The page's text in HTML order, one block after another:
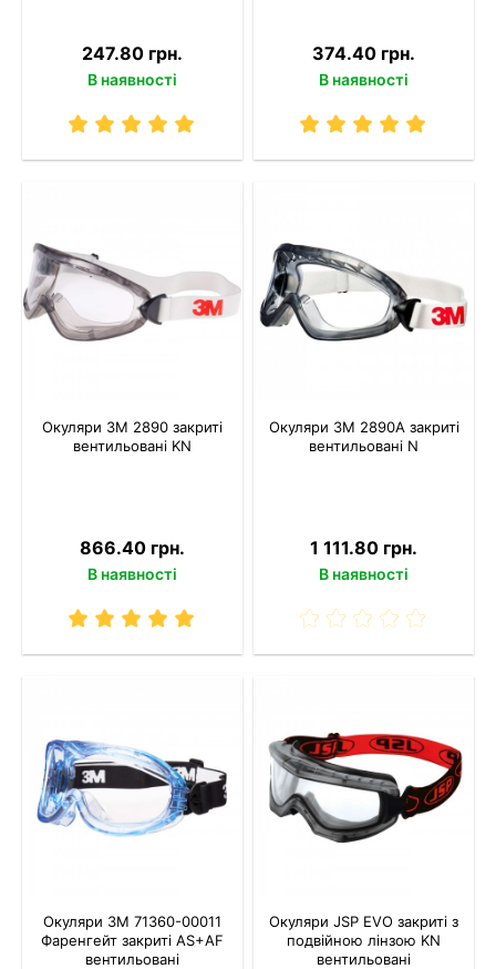
247.80 грн.
В наявності
374.40 грн.
В наявності
Окуляри 3M 2890 закриті
вентильовані KN
866.40 грн.
В наявності
Окуляри 3M 2890A закриті
вентильовані N
1 111.80 грн.
В наявності
Окуляри 3M 71360-00011
Фаренгейт закриті AS+AF
вентильовані
Окуляри JSP EVO закриті з
подвійною лінзою KN
вентильовані